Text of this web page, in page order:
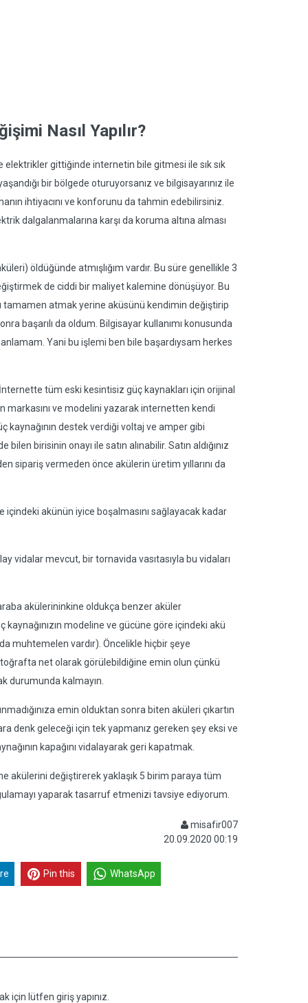
Nasıl Yapılır?
elektrikler gittiğinde internetin bile gitmesi ile sık sık
bir bölgede oturuyorsanız ve bilgisayarınız ile
ihtiyacını ve konforunu da tahmin edebilirsiniz.
dalgalanmalarına karşı da koruma altına alması
öldüğünde atmışlığım vardır. Bu süre genellikle 3
de ciddi bir maliyet kalemine dönüşüyor. Bu
tamamen atmak yerine aküsünü kendimin değiştirip
başarılı da oldum. Bilgisayar kullanımı konusunda
Yani bu işlemi ben bile başardıysam herkes
tüm eski kesintisiz güç kaynakları için orijinal
markasını ve modelini yazarak internetten kendi
kaynağının destek verdiği voltaj ve amper gibi
birisinin onayı ile satın alınabilir. Satın aldığınız
sipariş vermeden önce akülerin üretim yıllarını da
akünün iyice boşalmasını sağlayacak kadar
vidalar mevcut, bir tornavida vasıtasıyla bu vidaları
akülerininkine oldukça benzer aküler
modeline ve gücüne göre içindeki akü
muhtemelen vardır). Öncelikle hiçbir şeye
net olarak görülebildiğine emin olun çünkü
durumunda kalmayın.
emin olduktan sonra biten aküleri çıkartın
denk geleceği için tek yapmanız gereken şey eksi ve
kapağını vidalayarak geri kapatmak.
akülerini değiştirerek yaklaşık 5 birim paraya tüm
yaparak tasarruf etmenizi tavsiye ediyorum.
misafir007
20.09.2020 00:19
Pin this WhatsApp
için lütfen giriş yapınız.